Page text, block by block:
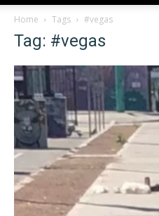
Home Tags #vegas
Tag: #vegas